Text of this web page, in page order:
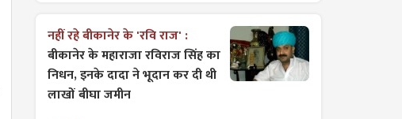
नहीं रहे बीकानेर के 'रवि राज' :
बीकानेर के महाराजा रविराज सिंह का
निधन, इनके दादा ने भूदान कर दी थी
लाखों बीघा जमीन